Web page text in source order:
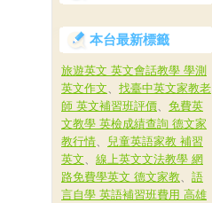
本台最新標籤
旅遊英文 英文會話教學 學測
英文作文、 找臺中英文家教老
師 英文補習班評價、 免費英
文教學 英檢成績查詢 德文家
教行情、 兒童英語家教 補習
英文、 線上英文文法教學 網
路免費學英文 德文家教、 語
言自學 英語補習班費用 高雄